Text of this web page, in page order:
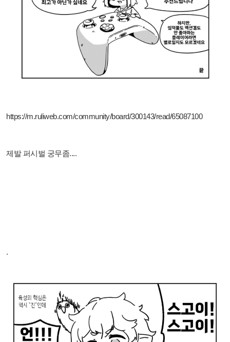
https://m.ruliweb.com/community/board/300143/read/65087100
제발 퍼시벌 궁무좀....
.